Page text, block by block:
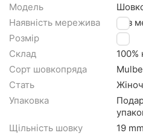
Модель
Наявність мережива
Без
Розмір
M
Склад
100%
Сорт шовкопряда
Стать
Упаковка
Щільність шовку
19